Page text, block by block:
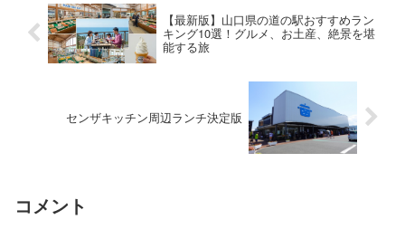
【最新版】山口県の道の駅おすすめラン
キング10選！グルメ、お土産、絶景を堪
能する旅
センザキッチン周辺ランチ決定版
コメント